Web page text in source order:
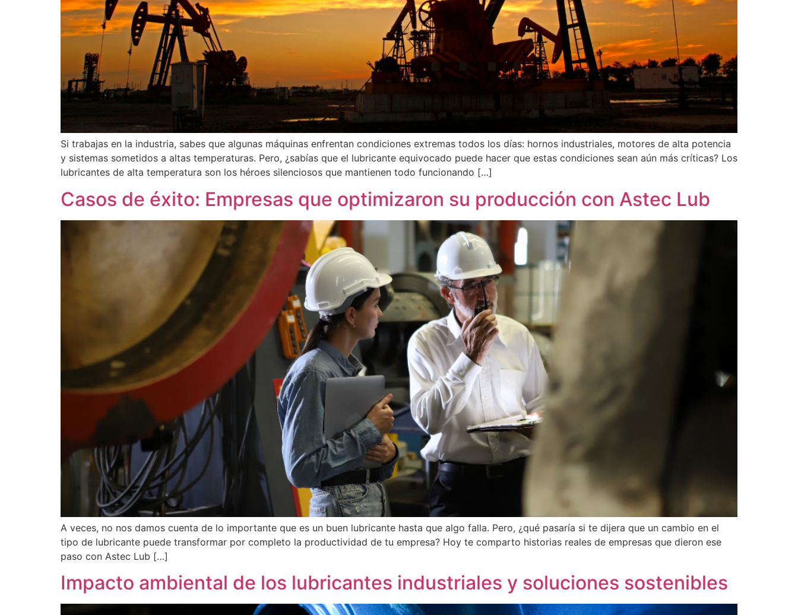
Si trabajas en la industria, sabes que algunas máquinas enfrentan condiciones extremas todos los días: hornos industriales, motores de alta potencia
y sistemas sometidos a altas temperaturas. Pero, ¿sabías que el lubricante equivocado puede hacer que estas condiciones sean aún más críticas? Los
lubricantes de alta temperatura son los héroes silenciosos que mantienen todo funcionando […]
Casos de éxito: Empresas que optimizaron su producción con Astec Lub
A veces, no nos damos cuenta de lo importante que es un buen lubricante hasta que algo falla. Pero, ¿qué pasaría si te dijera que un cambio en el
tipo de lubricante puede transformar por completo la productividad de tu empresa? Hoy te comparto historias reales de empresas que dieron ese
paso con Astec Lub […]
Impacto ambiental de los lubricantes industriales y soluciones sostenibles